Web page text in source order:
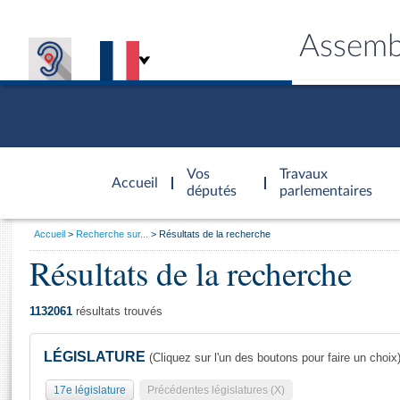
Accueil
d'accueil
Vos
députés
Travaux
parlementaires
Général
Vous
Accueil Recherche sur... Résultats de la recherche
Résultats de la recherche
1132061 résultats trouvés
LÉGISLATURE (Cliquez sur l'un des boutons pour faire un choix)
17e législature Précédentes législatures (X)